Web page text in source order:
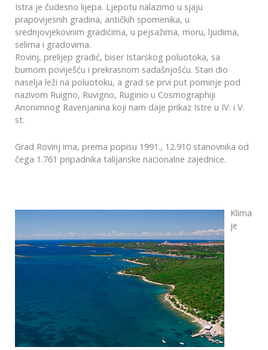
Istra je čudesno lijepa. Ljepotu nalazimo u sjaju
prapovijesnih gradina, antičkih spomenika, u
srednjovjekovnim gradićima, u pejsažima, moru, ljudima,
selima i gradovima.
Rovinj, prelijep gradić, biser Istarskog poluotoka, sa
burnom poviješću i prekrasnom sadašnjošću. Stari dio
naselja leži na poluotoku, a grad se prvi put pominje pod
nazivom Ruigno, Ruvigno, Ruginio u Cosmographiji
Anonimnog Ravenjanina koji nam daje prikaz Istre u IV. i V.
st.
Grad Rovinj ima, prema popisu 1991., 12.910 stanovnika od
čega 1.761 pripadnika talijanske nacionalne zajednice.
Klima
je